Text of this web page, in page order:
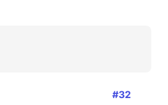
#32